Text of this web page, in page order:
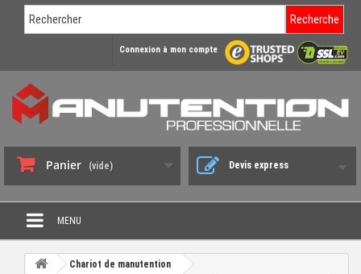
Recherche
Connexion à mon compte
Panier (vide) Devis express
MENU
PROMO DÉSTOCKAGE
Chariot de manutention